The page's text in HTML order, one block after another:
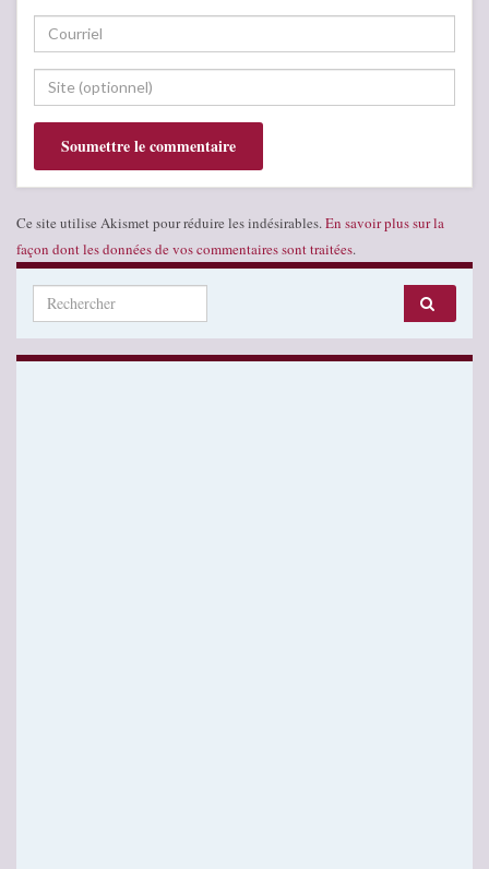
Ce site utilise Akismet pour réduire les indésirables. En savoir plus sur la
façon dont les données de vos commentaires sont traitées.
Search for: